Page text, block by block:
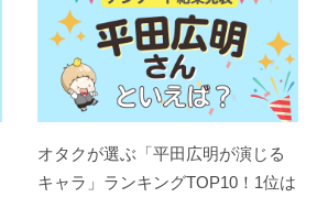
オタクが選ぶ「平田広明が演じる
キャラ」ランキングTOP10！1位は